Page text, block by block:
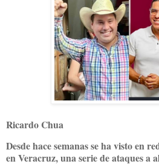
Ricardo Chua
Desde hace semanas se ha visto en
en Veracruz, una serie de ataques a